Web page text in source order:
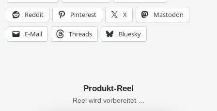
Reddit Pinterest X Mastodon
E-Mail Threads Bluesky
Produkt-Reel
Reel wird vorbereitet …